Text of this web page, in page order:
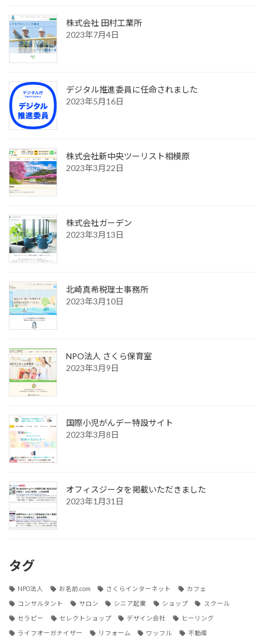
株式会社 田村工業所
2023年7月4日
デジタル推進委員に任命されました
2023年5月16日
株式会社新中央ツーリスト相模原
2023年3月22日
株式会社ガーデン
2023年3月13日
北崎真希税理士事務所
2023年3月10日
NPO法人 さくら保育室
2023年3月9日
国際小児がんデー特設サイト
2023年3月8日
オフィスジータを掲載いただきました
2023年1月31日
タグ
NPO法人 お名前.com さくらインターネット カフェ
コンサルタント サロン シニア起業 ショップ スクール
セラピー セレクトショップ デザイン会社 ヒーリング
ライフオーガナイザー リフォーム ワッフル 不動産